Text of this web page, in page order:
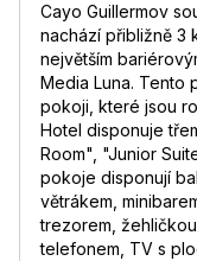
Cayo Guillermov
nachází přibližně 3
největším
Media Luna. Tento
pokoji, které jsou
Hotel disponuje
Room", "Junior
pokoje disponují
větrákem,
trezorem,
telefonem, TV s